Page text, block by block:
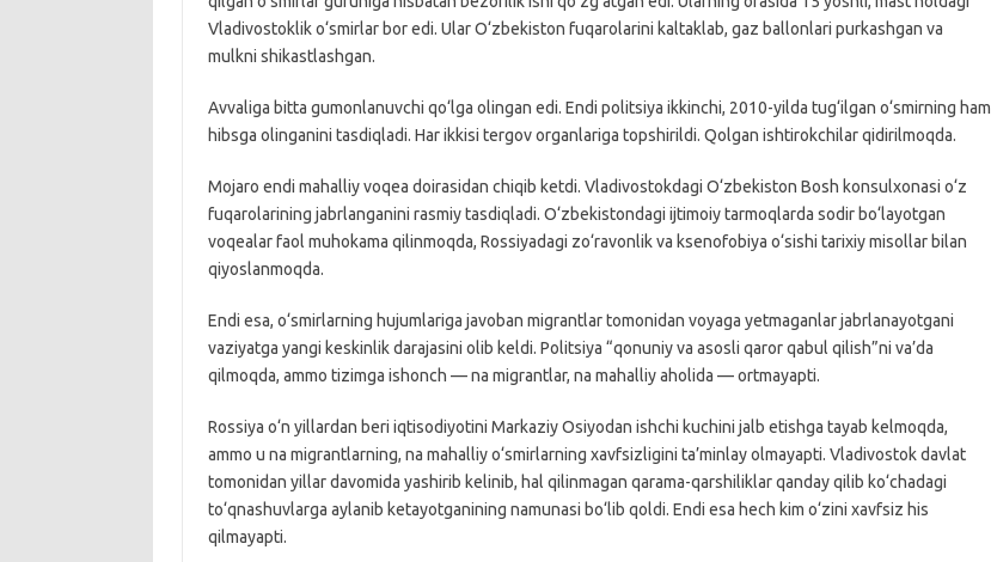
Vladivostoklik o‘smirlar bor edi. Ular O‘zbekiston fuqarolarini kaltaklab, gaz ballonlari purkashgan va
mulkni shikastlashgan.
Avvaliga bitta gumonlanuvchi qo‘lga olingan edi. Endi politsiya ikkinchi, 2010-yilda tug‘ilgan o‘smirning ham
hibsga olinganini tasdiqladi. Har ikkisi tergov organlariga topshirildi. Qolgan ishtirokchilar qidirilmoqda.
Mojaro endi mahalliy voqea doirasidan chiqib ketdi. Vladivostokdagi O‘zbekiston Bosh konsulxonasi o‘z
fuqarolarining jabrlanganini rasmiy tasdiqladi. O‘zbekistondagi ijtimoiy tarmoqlarda sodir bo‘layotgan
voqealar faol muhokama qilinmoqda, Rossiyadagi zo‘ravonlik va ksenofobiya o‘sishi tarixiy misollar bilan
qiyoslanmoqda.
Endi esa, o‘smirlarning hujumlariga javoban migrantlar tomonidan voyaga yetmaganlar jabrlanayotgani
vaziyatga yangi keskinlik darajasini olib keldi. Politsiya “qonuniy va asosli qaror qabul qilish”ni va’da
qilmoqda, ammo tizimga ishonch — na migrantlar, na mahalliy aholida — ortmayapti.
Rossiya o‘n yillardan beri iqtisodiyotini Markaziy Osiyodan ishchi kuchini jalb etishga tayab kelmoqda,
ammo u na migrantlarning, na mahalliy o‘smirlarning xavfsizligini ta’minlay olmayapti. Vladivostok davlat
tomonidan yillar davomida yashirib kelinib, hal qilinmagan qarama-qarshiliklar qanday qilib ko‘chadagi
to‘qnashuvlarga aylanib ketayotganining namunasi bo‘lib qoldi. Endi esa hech kim o‘zini xavfsiz his
qilmayapti.